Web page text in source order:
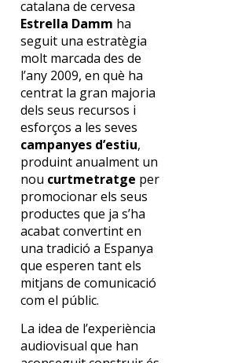
catalana de cervesa
Estrella Damm ha
seguit una estratègia
molt marcada des de
l’any 2009, en què ha
centrat la gran majoria
dels seus recursos i
esforços a les seves
campanyes d’estiu,
produint anualment un
nou curtmetratge per
promocionar els seus
productes que ja s’ha
acabat convertint en
una tradició a Espanya
que esperen tant els
mitjans de comunicació
com el públic.
La idea de l’experiència
audiovisual que han